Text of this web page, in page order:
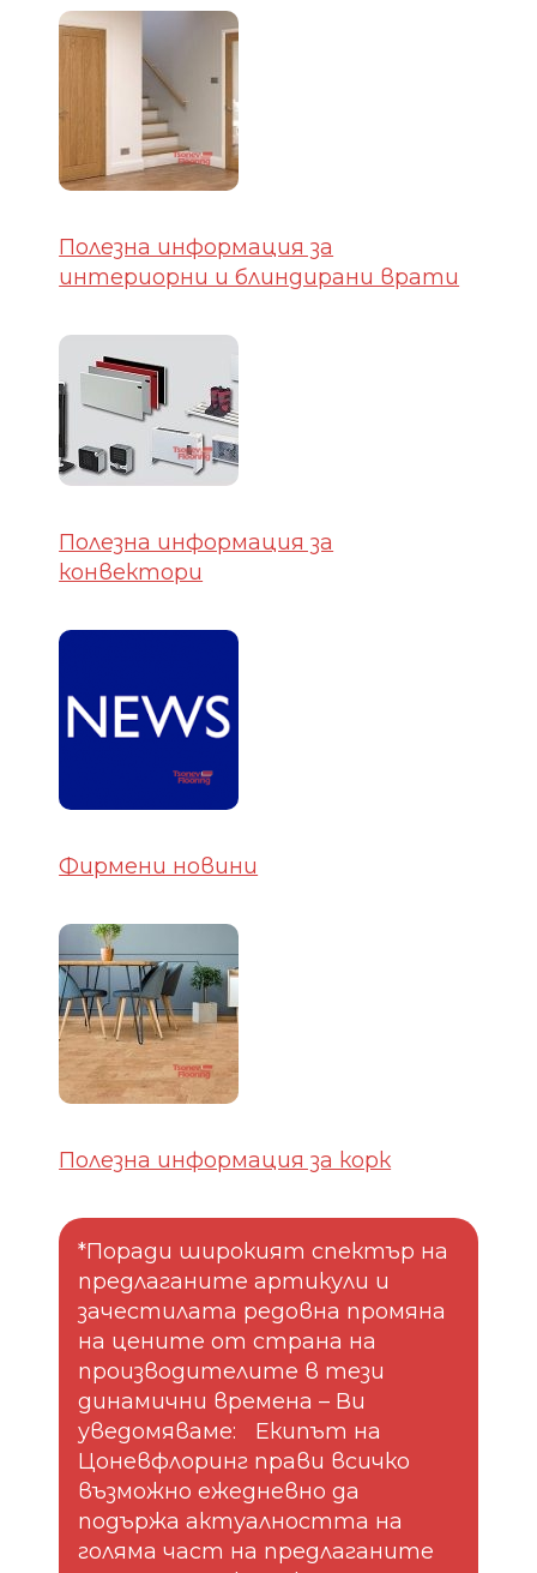
Полезна информация за
интериорни и блиндирани врати
Полезна информация за
конвектори
Фирмени новини
Полезна информация за корк
*Поради широкият спектър на
предлаганите артикули и
зачестилата редовна промяна
на цените от страна на
производителите в тези
динамични времена – Ви
уведомяваме: Екипът на
Цоневфлоринг прави всичко
възможно ежедневно да
подържа актуалността на
голяма част на предлаганите